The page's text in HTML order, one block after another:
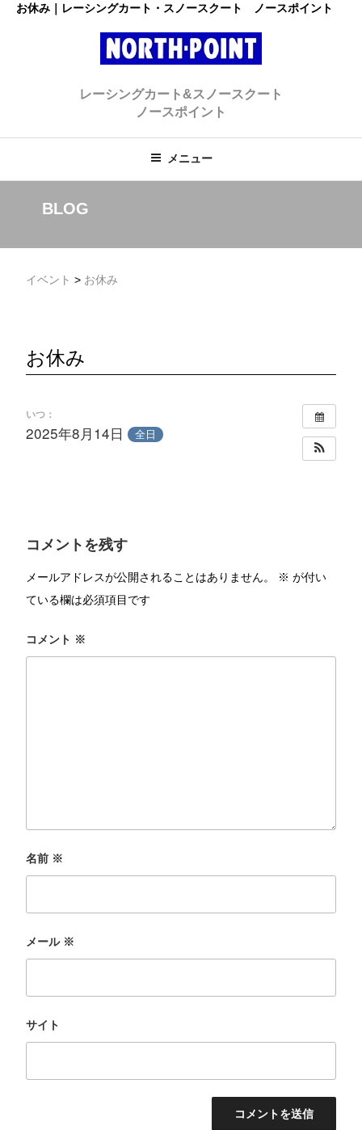
お休み｜レーシングカート・スノースクート ノースポイント
ト ノースポイント
レーシングカート&スノースクート
ノースポイント
メニュー
BLOG
イベント > お休み
お休み
いつ：
2025年8月14日 全日
コメントを残す
メールアドレスが公開されることはありません。 ※ が付い
ている欄は必須項目です
コメント ※
名前 ※
メール ※
サイト